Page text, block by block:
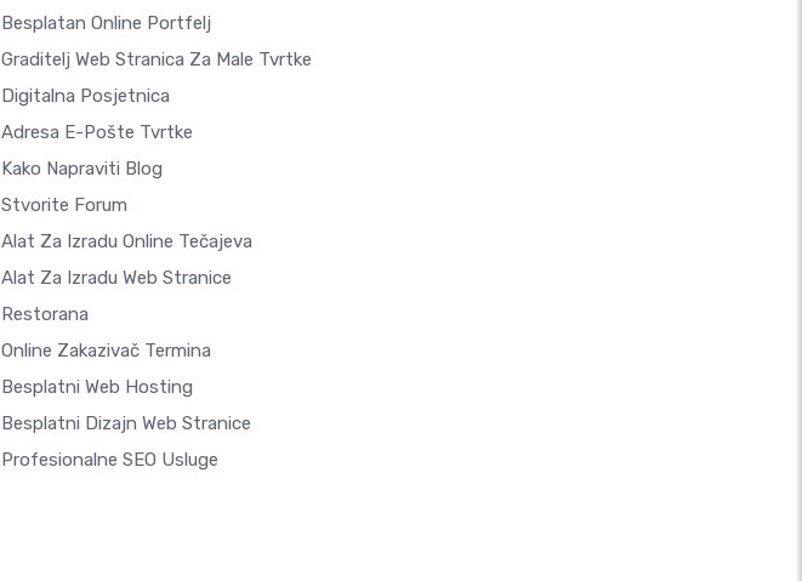
Besplatan Online Portfelj
Graditelj Web Stranica Za Male Tvrtke
Digitalna Posjetnica
Adresa E-Pošte Tvrtke
Kako Napraviti Blog
Stvorite Forum
Alat Za Izradu Online Tečajeva
Alat Za Izradu Web Stranice
Restorana
Online Zakazivač Termina
Besplatni Web Hosting
Besplatni Dizajn Web Stranice
Profesionalne SEO Usluge